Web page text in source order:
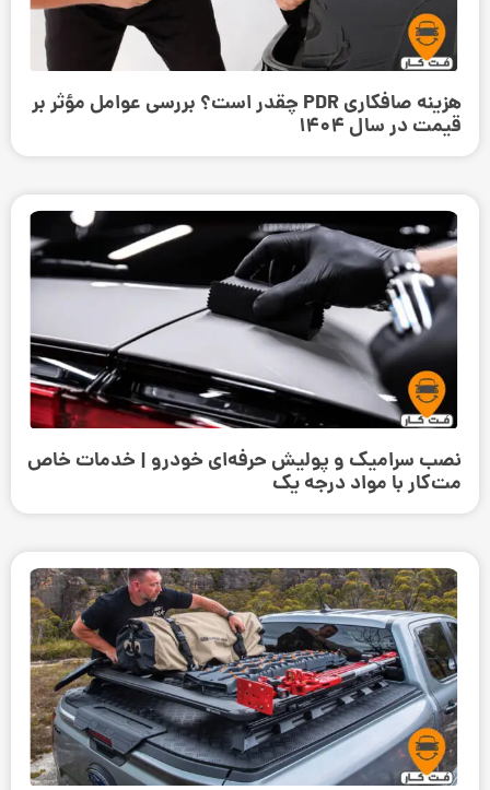
هزینه صافکاری PDR چقدر است؟ بررسی عوامل مؤثر بر
قیمت در سال 1404
نصب سرامیک و پولیش حرفه‌ای خودرو | خدمات خاص
مت‌کار با مواد درجه یک